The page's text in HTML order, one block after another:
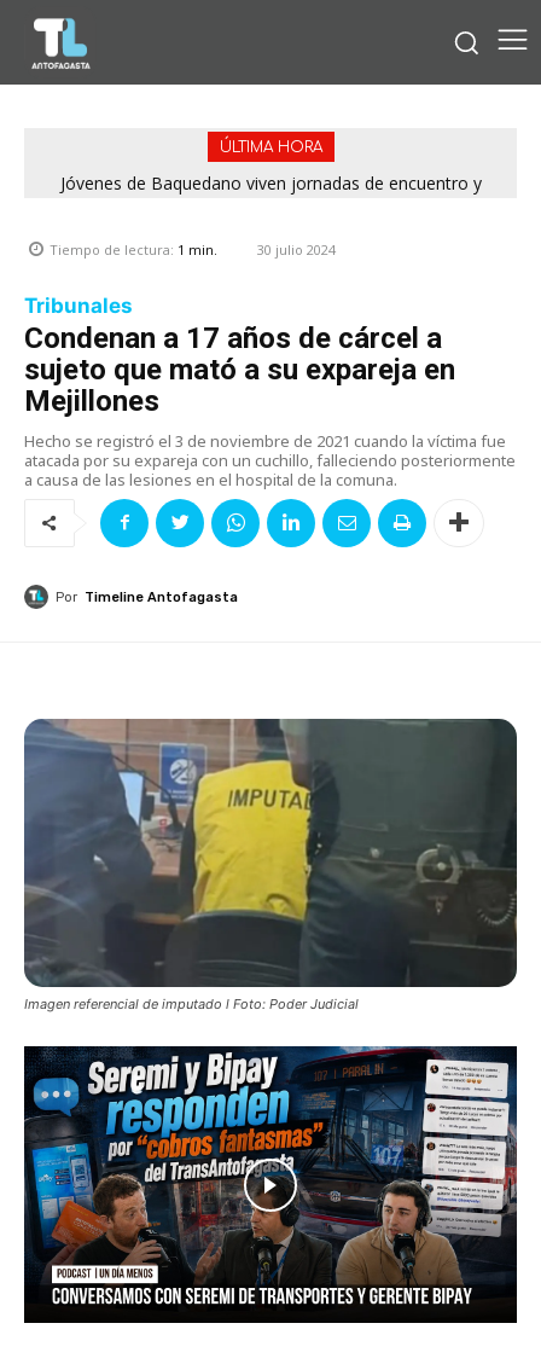
ÚLTIMA HORA
Jóvenes de Baquedano viven jornadas de encuentro y
Tiempo de lectura: 1 min. 30 julio 2024
Tribunales
Condenan a 17 años de cárcel a
sujeto que mató a su expareja en
Mejillones
Hecho se registró el 3 de noviembre de 2021 cuando la víctima fue
atacada por su expareja con un cuchillo, falleciendo posteriormente
a causa de las lesiones en el hospital de la comuna.
Por Timeline Antofagasta
Imagen referencial de imputado l Foto: Poder Judicial